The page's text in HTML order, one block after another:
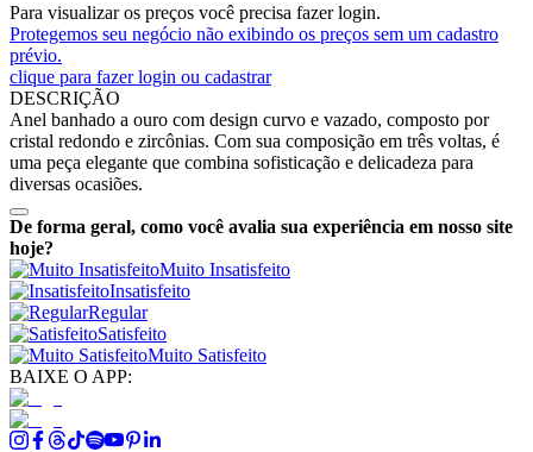
Para visualizar os preços você precisa fazer login.
Protegemos seu negócio não exibindo os preços sem um cadastro
prévio.
clique para fazer login ou cadastrar
DESCRIÇÃO
Anel banhado a ouro com design curvo e vazado, composto por
cristal redondo e zircônias. Com sua composição em três voltas, é
uma peça elegante que combina sofisticação e delicadeza para
diversas ocasiões.
De forma geral, como você avalia sua experiência em nosso site
hoje?
Muito Insatisfeito
Insatisfeito
Regular
Satisfeito
Muito Satisfeito
BAIXE O APP: